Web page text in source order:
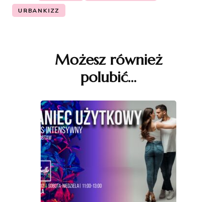
URBANKIZZ
Możesz również
polubić…